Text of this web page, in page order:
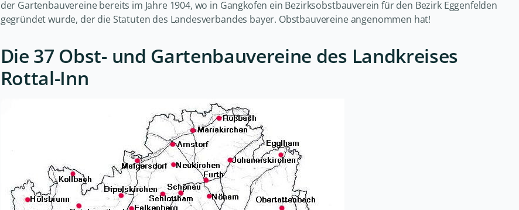
der Gartenbauvereine bereits im Jahre 1904, wo in Gangkofen ein Bezirksobstbauverein für den Bezirk Eggenfelden
gegründet wurde, der die Statuten des Landesverbandes bayer. Obstbauvereine angenommen hat!
Die 37 Obst- und Gartenbauvereine des Landkreises
Rottal-Inn